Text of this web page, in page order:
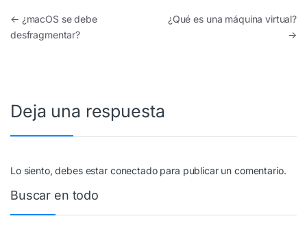
Navegación de entradas
← ¿macOS se debe
desfragmentar?
¿Qué es una máquina virtual?
→
Deja una respuesta
Lo siento, debes estar conectadopara publicar un comentario.
Buscar en todo